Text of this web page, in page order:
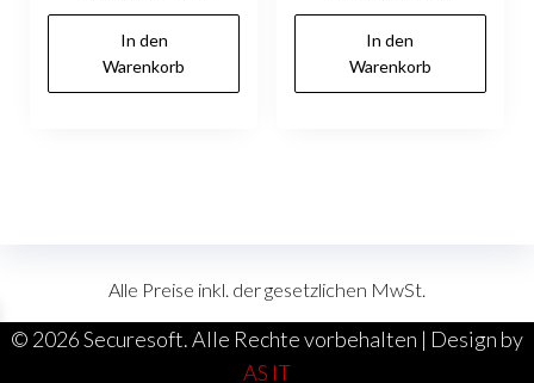
In den
Warenkorb
In den
Warenkorb
Alle Preise inkl. der gesetzlichen MwSt.
© 2026 Securesoft. Alle Rechte vorbehalten | Design by
AS IT